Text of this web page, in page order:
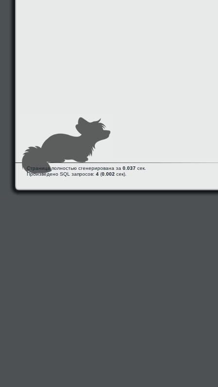
Страница полностью сгенерирована за 0.037 сек.
Произведено SQL запросов: 4 (0.002 сек).